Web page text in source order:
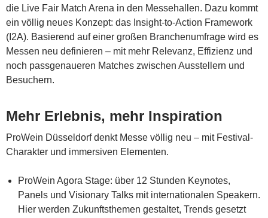
die Live Fair Match Arena in den Messehallen. Dazu kommt
ein völlig neues Konzept: das Insight-to-Action Framework
(I2A). Basierend auf einer großen Branchenumfrage wird es
Messen neu definieren – mit mehr Relevanz, Effizienz und
noch passgenaueren Matches zwischen Ausstellern und
Besuchern.
Mehr Erlebnis, mehr Inspiration
ProWein Düsseldorf denkt Messe völlig neu – mit Festival-
Charakter und immersiven Elementen.
ProWein Agora Stage: über 12 Stunden Keynotes,
Panels und Visionary Talks mit internationalen Speakern.
Hier werden Zukunftsthemen gestaltet, Trends gesetzt